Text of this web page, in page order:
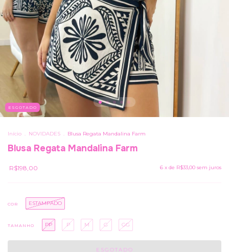
ESGOTADO
Início . NOVIDADES . Blusa Regata Mandalina Farm
Blusa Regata Mandalina Farm
R$198,00 6 x de R$33,00 sem juros
COR ESTAMPADO
TAMANHO PP P M G GG